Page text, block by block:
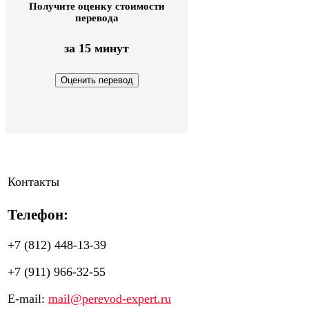
Получите оценку стоимости
перевода
за 15 минут
Контакты
Телефон:
+7 (812) 448-13-39
+7 (911) 966-32-55
E-mail: mail@perevod-expert.ru